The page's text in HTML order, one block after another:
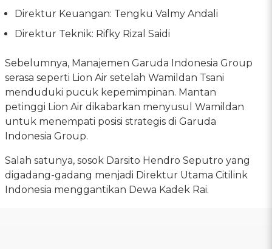
Direktur Keuangan: Tengku Valmy Andali
Direktur Teknik: Rifky Rizal Saidi
Sebelumnya, Manajemen Garuda Indonesia Group
serasa seperti Lion Air setelah Wamildan Tsani
menduduki pucuk kepemimpinan. Mantan
petinggi Lion Air dikabarkan menyusul Wamildan
untuk menempati posisi strategis di Garuda
Indonesia Group.
Salah satunya, sosok Darsito Hendro Seputro yang
digadang-gadang menjadi Direktur Utama Citilink
Indonesia menggantikan Dewa Kadek Rai.